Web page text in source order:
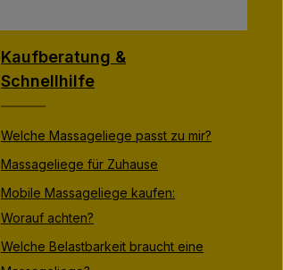
Kaufberatung &
Schnellhilfe
Welche Massageliege passt zu mir?
Massageliege für Zuhause
Mobile Massageliege kaufen:
Worauf achten?
Welche Belastbarkeit braucht eine